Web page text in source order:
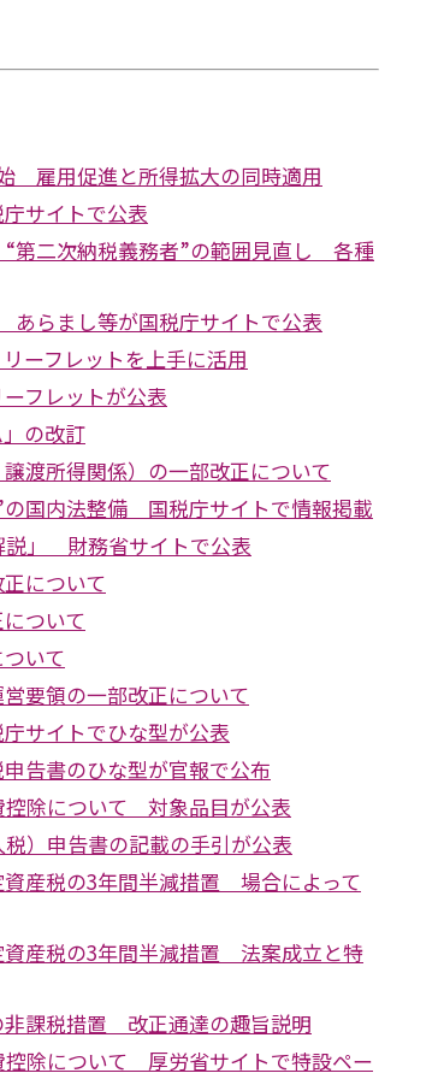
雇用促進と所得拡大の同時適用
サイトで公表
“第二次納税義務者”の範囲見直し 各種
らまし等が国税庁サイトで公表
ーフレットを上手に活用
フレットが公表
」の改訂
渡所得関係）の一部改正について
の国内法整備 国税庁サイトで情報掲載
説」 財務省サイトで公表
について
ついて
いて
要領の一部改正について
サイトでひな型が公表
告書のひな型が官報で公布
控除について 対象品目が公表
）申告書の記載の手引が公表
産税の3年間半減措置 場合によって
産税の3年間半減措置 法案成立と特
非課税措置 改正通達の趣旨説明
控除について 厚労省サイトで特設ペー